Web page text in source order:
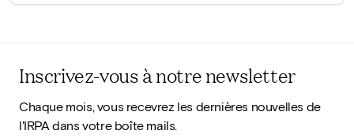
Inscrivez-vous à notre newsletter
Chaque mois, vous recevrez les dernières nouvelles de
l'IRPA dans votre boîte mails.